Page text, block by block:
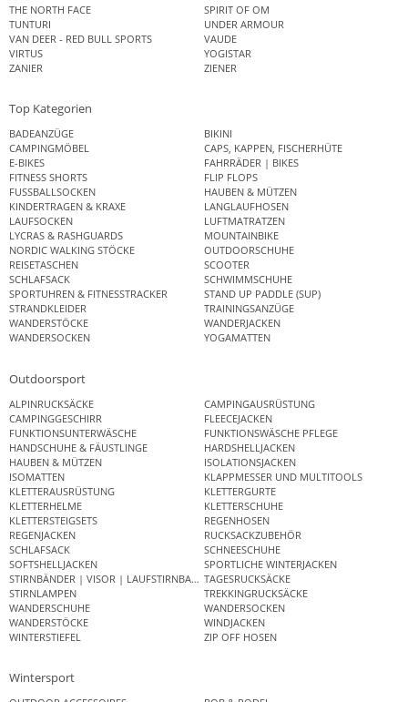
THE NORTH FACE
SPIRIT OF OM
TUNTURI
UNDER ARMOUR
VAN DEER - RED BULL SPORTS
VAUDE
VIRTUS
YOGISTAR
ZANIER
ZIENER
Top Kategorien
BADEANZÜGE
BIKINI
CAMPINGMÖBEL
CAPS, KAPPEN, FISCHERHÜTE
E-BIKES
FAHRRÄDER | BIKES
FITNESS SHORTS
FLIP FLOPS
FUSSBALLSOCKEN
HAUBEN & MÜTZEN
KINDERTRAGEN & KRAXE
LANGLAUFHOSEN
LAUFSOCKEN
LUFTMATRATZEN
LYCRAS & RASHGUARDS
MOUNTAINBIKE
NORDIC WALKING STÖCKE
OUTDOORSCHUHE
REISETASCHEN
SCOOTER
SCHLAFSACK
SCHWIMMSCHUHE
SPORTUHREN & FITNESSTRACKER
STAND UP PADDLE (SUP)
STRANDKLEIDER
TRAININGSANZÜGE
WANDERSTÖCKE
WANDERJACKEN
WANDERSOCKEN
YOGAMATTEN
Outdoorsport
ALPINRUCKSÄCKE
CAMPINGAUSRÜSTUNG
CAMPINGGESCHIRR
FLEECEJACKEN
FUNKTIONSUNTERWÄSCHE
FUNKTIONSWÄSCHE PFLEGE
HANDSCHUHE & FÄUSTLINGE
HARDSHELLJACKEN
HAUBEN & MÜTZEN
ISOLATIONSJACKEN
ISOMATTEN
KLAPPMESSER UND MULTITOOLS
KLETTERAUSRÜSTUNG
KLETTERGURTE
KLETTERHELME
KLETTERSCHUHE
KLETTERSTEIGSETS
REGENHOSEN
REGENJACKEN
RUCKSACKZUBEHÖR
SCHLAFSACK
SCHNEESCHUHE
SOFTSHELLJACKEN
SPORTLICHE WINTERJACKEN
STIRNBÄNDER | VISOR | LAUFSTIRNBANDTAGESRUCKSÄCKE
STIRNLAMPEN
TREKKINGRUCKSÄCKE
WANDERSCHUHE
WANDERSOCKEN
WANDERSTÖCKE
WINDJACKEN
WINTERSTIEFEL
ZIP OFF HOSEN
Wintersport